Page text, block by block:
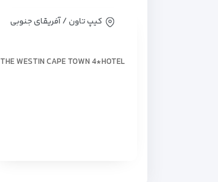
کیپ تاون / آفریقای جنوبی
THE WESTIN CAPE TOWN 4*HOTEL